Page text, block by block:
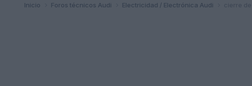
Inicio Foros técnicos Audi Electricidad / Electrónica Audi